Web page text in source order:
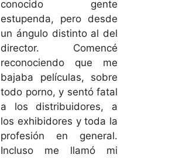
conocido gente
estupenda, pero desde
un ángulo distinto al del
director. Comencé
reconociendo que me
bajaba películas, sobre
todo porno, y sentó fatal
a los distribuidores, a
los exhibidores y toda la
profesión en general.
Incluso me llamó mi